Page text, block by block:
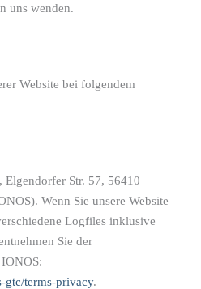
uns wenden.
Website bei folgendem
Elgendorfer Str. 57, 56410
Wenn Sie unsere Website
Logfiles inklusive
Sie der
gtc/terms-privacy.